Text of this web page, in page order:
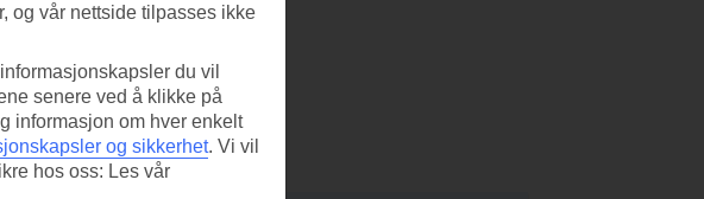
og vår nettside tilpasses ikke
du vil
senere ved å klikke på
informasjon om hver enkelt
og sikkerhet. Vi vil
hos oss: Les vår